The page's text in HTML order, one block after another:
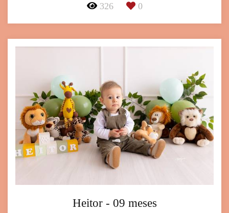
326 0
Heitor - 09 meses